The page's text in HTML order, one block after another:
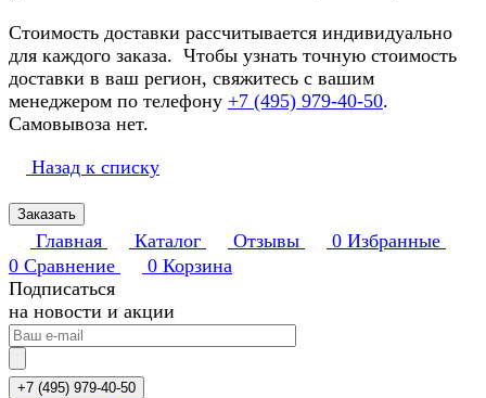
Стоимость доставки рассчитывается индивидуально
для каждого заказа. Чтобы узнать точную стоимость
доставки в ваш регион, свяжитесь с вашим
менеджером по телефону +7 (495) 979-40-50.
Самовывоза нет.
Назад к списку
Заказать
Главная Каталог Отзывы 0 Избранные
0 Сравнение 0 Корзина
Подписаться
на новости и акции
+7 (495) 979-40-50